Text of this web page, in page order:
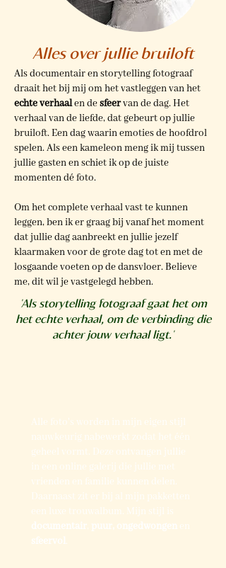
Alles over jullie bruiloft
Als documentair en storytelling fotograaf
draait het bij mij om het vastleggen van het
echte verhaalen desfeervan de dag. Het
verhaal van de liefde, dat gebeurt op jullie
bruiloft. Een dag waarin emoties de hoofdrol
spelen. Als een kameleon meng ik mij tussen
jullie gasten en schiet ik op de juiste
momenten dé foto.
Om het complete verhaal vast te kunnen
leggen, ben ik er graag bij vanaf het moment
dat jullie dag aanbreekt en jullie jezelf
klaarmaken voor de grote dag tot en met de
losgaande voeten op de dansvloer. Believe
me, dit wil je vastgelegd hebben.
'Als storytelling fotograaf gaat het om
het echte verhaal, om de verbinding die
achter jouw verhaal ligt.'
Alle foto's worden in mijn eigen stijl
nauwkeurig nabewerkt zodat het één
geheel vormt. Deze ontvangen jullie
in een online galerij die jullie met
vrienden en familie kunnen delen.
Daarnaast zit er bij al mijn pakketten
een luxe trouwalbum. Mijn stijl is
documentair, puur, ongedwongen en
sfeervol.